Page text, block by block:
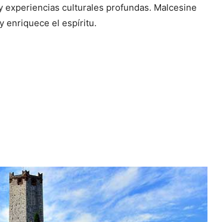
culturales profundas. Malcesine
enriquece el espíritu.